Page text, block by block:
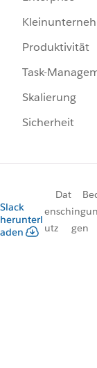
Produktivität
Task-
Skalierung
Sicherheit
Slack
herunterl
aden
Dat
ensch
utz
ingun
gen